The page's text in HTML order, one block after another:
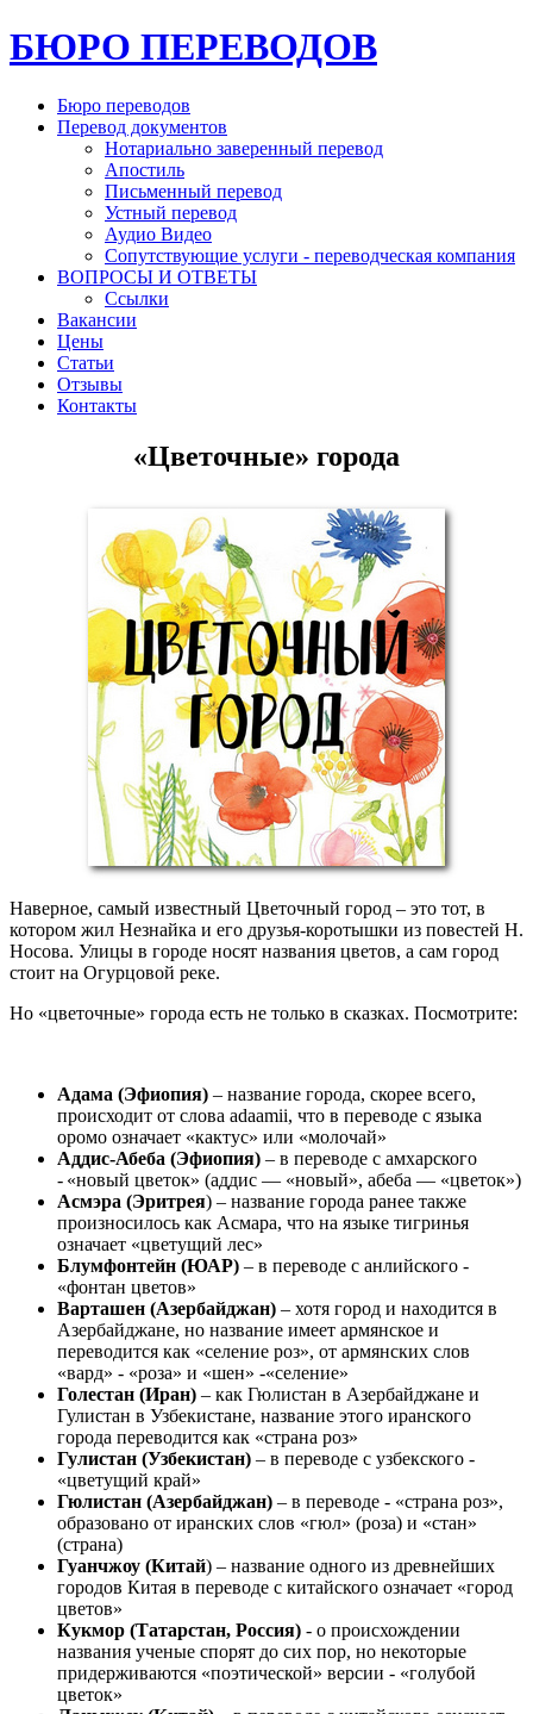
БЮРО ПЕРЕВОДОВ
Бюро переводов
Перевод документов
Нотариально заверенный перевод
Апостиль
Письменный перевод
Устный перевод
Аудио Видео
Сопутствующие услуги - переводческая компания
ВОПРОСЫ И ОТВЕТЫ
Ссылки
Вакансии
Цены
Статьи
Отзывы
Контакты
«Цветочные» города
Наверное, самый известный Цветочный город – это тот, в
котором жил Незнайка и его друзья-коротышки из повестей Н.
Носова. Улицы в городе носят названия цветов, а сам город
стоит на Огурцовой реке.
Но «цветочные» города есть не только в сказках. Посмотрите:
Адама (Эфиопия) – название города, скорее всего,
происходит от слова adaamii, что в переводе с языка
оромо означает «кактус» или «молочай»
Аддис-Абеба (Эфиопия) – в переводе с амхарского
- «новый цветок» (аддис — «новый», абеба — «цветок»)
Асмэра (Эритрея) – название города ранее также
произносилось как Асмара, что на языке тигринья
означает «цветущий лес»
Блумфонтейн (ЮАР) – в переводе с анлийского -
«фонтан цветов»
Варташен (Азербайджан) – хотя город и находится в
Азербайджане, но название имеет армянское и
переводится как «селение роз», от армянских слов
«вард» - «роза» и «шен» -«селение»
Голестан (Иран) – как Гюлистан в Азербайджане и
Гулистан в Узбекистане, название этого иранского
города переводится как «страна роз»
Гулистан (Узбекистан) – в переводе с узбекского -
«цветущий край»
Гюлистан (Азербайджан) – в переводе - «страна роз»,
образовано от иранских слов «гюл» (роза) и «стан»
(страна)
Гуанчжоу (Китай) – название одного из древнейших
городов Китая в переводе с китайского означает «город
цветов»
Кукмор (Татарстан, Россия) - о происхождении
названия ученые спорят до сих пор, но некоторые
придерживаются «поэтической» версии - «голубой
цветок»